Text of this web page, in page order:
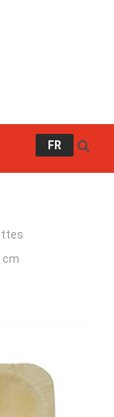
FR
cm